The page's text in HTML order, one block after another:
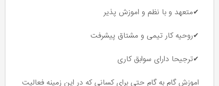
✔متعهد و با نظم و اموزش پذیر
✔روحیه کار تیمی و مشتاق پیشرفت
✔ترجیحا دارای سوابق کاری
اموزش گام به گام حتی برای کسانی که در این زمینه فعالیت